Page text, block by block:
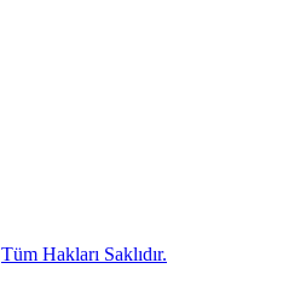
Tüm Hakları Saklıdır.